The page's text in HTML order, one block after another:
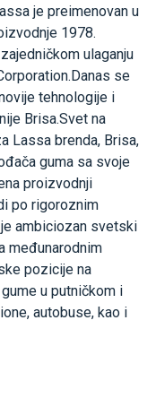
je preimenovan u
1978.
ulaganju
se
tehnologije i
Brisa.Svet na
Lassa brenda, Brisa,
guma sa svoje
proizvodnji
po rigoroznim
ambiciozan svetski
međunarodnim
pozicije na
u putničkom i
autobuse, kao i